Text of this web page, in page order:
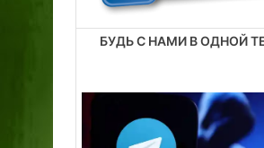
БУДЬ С НАМИ В ОДНОЙ